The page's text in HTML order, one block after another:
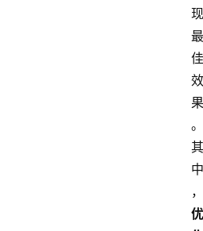
现
最
佳
效
果
。
其
中
，
优